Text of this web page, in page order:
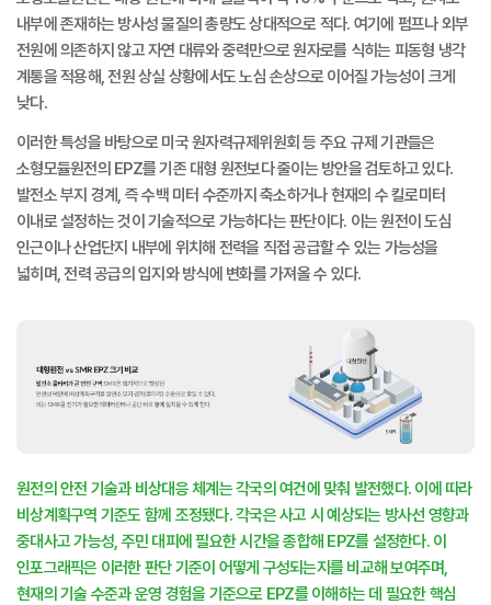
내부에 존재하는 방사성 물질의 총량도 상대적으로 적다. 여기에 펌프나 외부
전원에 의존하지 않고 자연 대류와 중력만으로 원자로를 식히는 피동형 냉각
계통을 적용해, 전원 상실 상황에서도 노심 손상으로 이어질 가능성이 크게
낮다.
이러한 특성을 바탕으로 미국 원자력규제위원회 등 주요 규제 기관들은
소형모듈원전의 EPZ를 기존 대형 원전보다 줄이는 방안을 검토하고 있다.
발전소 부지 경계, 즉 수백 미터 수준까지 축소하거나 현재의 수 킬로미터
이내로 설정하는 것이 기술적으로 가능하다는 판단이다. 이는 원전이 도심
인근이나 산업단지 내부에 위치해 전력을 직접 공급할 수 있는 가능성을
넓히며, 전력 공급의 입지와 방식에 변화를 가져올 수 있다.
원전의 안전 기술과 비상대응 체계는 각국의 여건에 맞춰 발전했다. 이에 따라
비상계획구역 기준도 함께 조정됐다. 각국은 사고 시 예상되는 방사선 영향과
중대사고 가능성, 주민 대피에 필요한 시간을 종합해 EPZ를 설정한다. 이
인포그래픽은 이러한 판단 기준이 어떻게 구성되는지를 비교해 보여주며,
현재의 기술 수준과 운영 경험을 기준으로 EPZ를 이해하는 데 필요한 핵심